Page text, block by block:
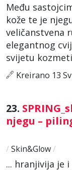
Među
kože te je
veličanstvena
elegantnog
svijetu
Kreirano 13
23.
njegu –
/ Skin&Glow/
... hranjivija je